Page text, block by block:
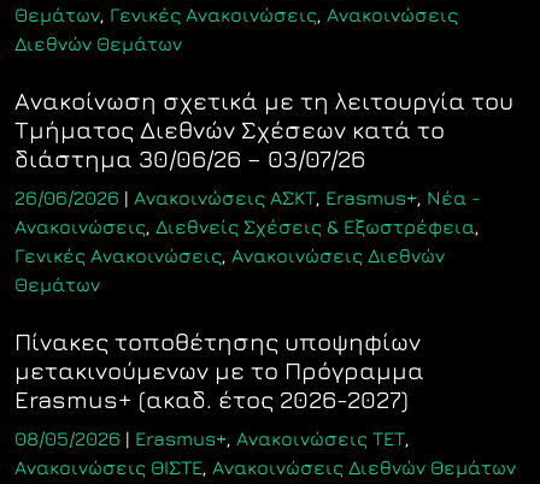
Θεμάτων, Γενικές Ανακοινώσεις, Ανακοινώσεις
Διεθνών Θεμάτων
Ανακοίνωση σχετικά με τη λειτουργία του
Τμήματος Διεθνών Σχέσεων κατά το
διάστημα 30/06/26 – 03/07/26
26/06/2026 | Ανακοινώσεις ΑΣΚΤ, Erasmus+, Νέα -
Ανακοινώσεις, Διεθνείς Σχέσεις & Εξωστρέφεια,
Γενικές Ανακοινώσεις, Ανακοινώσεις Διεθνών
Θεμάτων
Πίνακες τοποθέτησης υποψηφίων
μετακινούμενων με το Πρόγραμμα
Erasmus+ (ακαδ. έτος 2026-2027)
08/05/2026 | Erasmus+, Ανακοινώσεις ΤΕΤ,
Ανακοινώσεις ΘΙΣΤΕ, Ανακοινώσεις Διεθνών Θεμάτων